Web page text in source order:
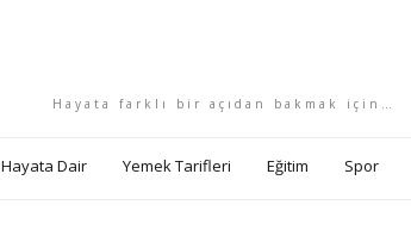
Hayata farklı bir açıdan bakmak için…
Hayata Dair Yemek Tarifleri Eğitim Spor